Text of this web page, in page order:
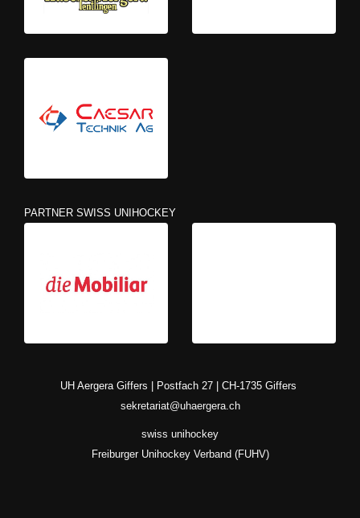
PARTNER SWISS UNIHOCKEY
UH Aergera Giffers | Postfach 27 | CH-1735 Giffers
sekretariat@uhaergera.ch
swiss unihockey
Freiburger Unihockey Verband (FUHV)